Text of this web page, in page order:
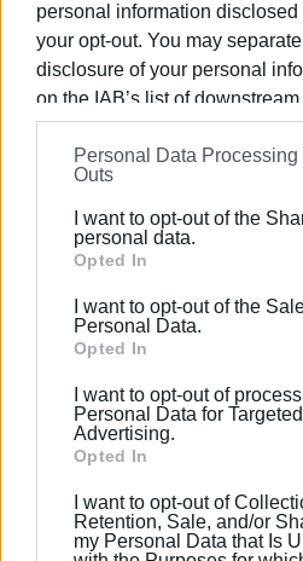
personal information
your opt-out. You may
disclosure of your personal
on the IAB’s list of
information may also be
on theIAB’s List of
further disclose it to other third
Please note that this website/
Google services and may
behaviour. You may click to
Google and its third-party tags
section.
Personal Data Processing
Outs
I want to opt-out of the
personal data.
Opted In
I want to opt-out of the
Personal Data.
Opted In
I want to opt-out of
Personal Data for Targeted
Advertising.
Opted In
I want to opt-out of
Retention, Sale, and/or
my Personal Data that Is
Πρόκειται για τα τρία
της ελληνικής επικράτειας,
έχει επισημανθεί η ανάγκη να
αντίστοιχη ρύθμιση για τα
ήταν ασήμαντο, καλούμε την
περιλάβει την επέκταση του
συντελεστή ΦΠΑ και στα νησιά
Μια τέτοια ρύθμιση θα
σημασίας για την ανάπτυξη της
ζωής σ’ αυτά, ενώ θα
δικαιοσύνης και ευαισθησίας